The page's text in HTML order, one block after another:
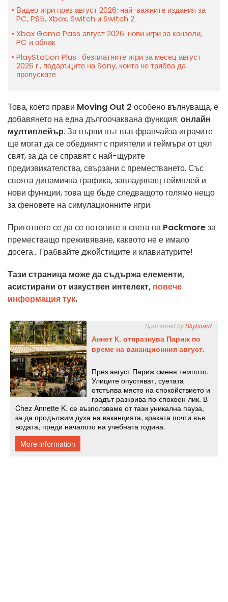
Видео игри през август 2026: най-важните издания за
PC, PS5, Xbox, Switch и Switch 2
Xbox Game Pass август 2026: нови игри за конзоли,
PC и облак
PlayStation Plus : безплатните игри за месец август
2026 г., подаръците на Sony, които не трябва да
пропускате
Това, което прави Moving Out 2 особено вълнуваща, е
добавянето на една дългоочаквана функция: онлайн
мултиплейър. За първи път във франчайза играчите
ще могат да се обединят с приятели и геймъри от цял
свят, за да се справят с най-щурите
предизвикателства, свързани с преместването. Със
своята динамична графика, завладяващ геймплей и
нови функции, това ще бъде следващото голямо нещо
за феновете на симулационните игри.
Пригответе се да се потопите в света на Packmoreза
преместващо преживяване, каквото не е имало
досега... Грабвайте джойстиците и клавиатурите!
Тази страница може да съдържа елементи,
асистирани от изкуствен интелект, повече
информация тук.